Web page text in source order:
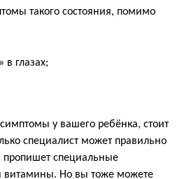
такого состояния, помимо
в глазах;
у вашего ребёнка, стоит
специалист может правильно
пропишет специальные
Но вы тоже можете